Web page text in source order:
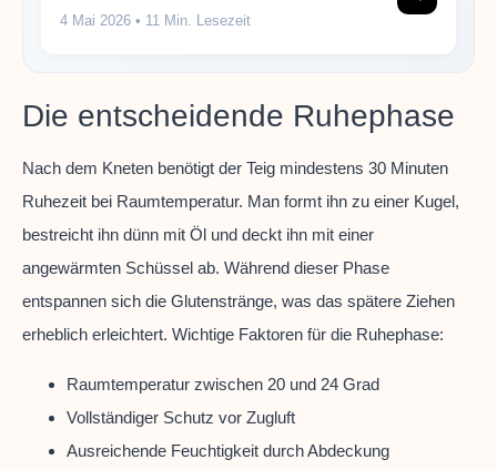
4 Mai 2026 • 11 Min. Lesezeit
Die entscheidende Ruhephase
Nach dem Kneten benötigt der Teig mindestens 30 Minuten
Ruhezeit bei Raumtemperatur. Man formt ihn zu einer Kugel,
bestreicht ihn dünn mit Öl und deckt ihn mit einer
angewärmten Schüssel ab. Während dieser Phase
entspannen sich die Glutenstränge, was das spätere Ziehen
erheblich erleichtert. Wichtige Faktoren für die Ruhephase:
Raumtemperatur zwischen 20 und 24 Grad
Vollständiger Schutz vor Zugluft
Ausreichende Feuchtigkeit durch Abdeckung